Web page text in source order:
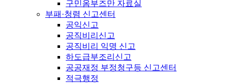
구민옴부즈만 자료실
부패·청렴 신고센터
공익신고
공직비리신고
공직비리 익명 신고
하도급부조리신고
공공재정 부정청구등 신고센터
적극행정